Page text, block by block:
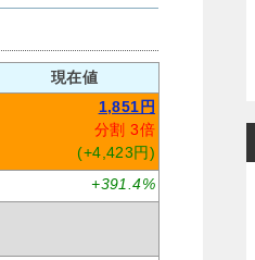
現在値
1,851円
分割 3倍
(+4,423円)
+391.4%